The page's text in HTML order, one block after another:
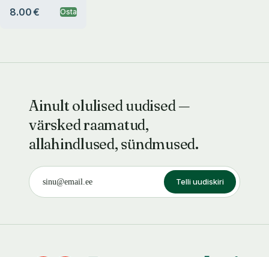
Artéus, Wijnbladh
8.00 € Osta
Ainult olulised uudised —
värsked raamatud,
allahindlused, sündmused.
Telli uudiskiri